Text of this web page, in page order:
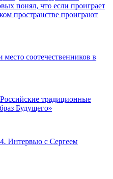
понял, что если проиграет
пространстве проиграют
соотечественников в
традиционные
Будущего»
Интервью с Сергеем